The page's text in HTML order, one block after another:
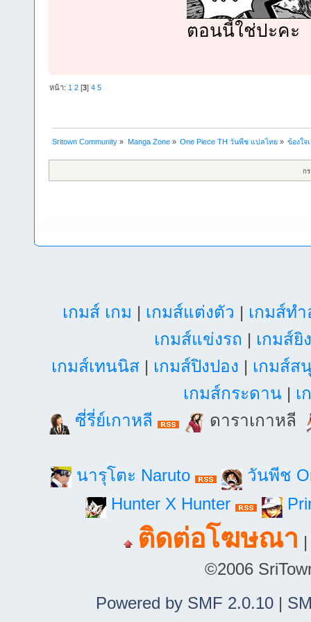
ตอนนี้ใช่ปะคะ
หน้า: 1 2 [3]4 5
Sritown Community » Manga Zone» One Piece TH วันพีช แปลไทย» ข้องใจ
ก
เกมส์ เกม | เกมส์แต่งตัว | เกมส์ท
เกมส์แข่งรถ | เกมส์ยิ
เกมส์เทนนิส| เกมส์ปิงปอง | เกมส์ส
เกมส์กระดาน | เ
ซี่รี่ย์เกาหลี
ดาราเกาหลี
นารุโตะ Naruto
วันพีช
Hunter X Hunter
ติดต่อโฆษณา
©2006
Powered by SMF 2.0.10|